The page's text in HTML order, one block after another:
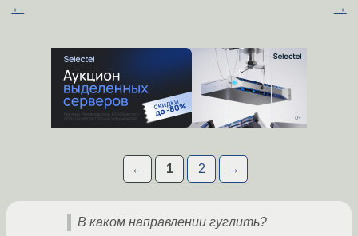
← →
← 1 2 →
В каком направлении гуглить?